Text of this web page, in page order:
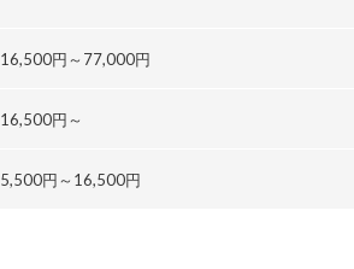
16,500円～ 77,000円
16,500円～
5,500円～ 16,500円